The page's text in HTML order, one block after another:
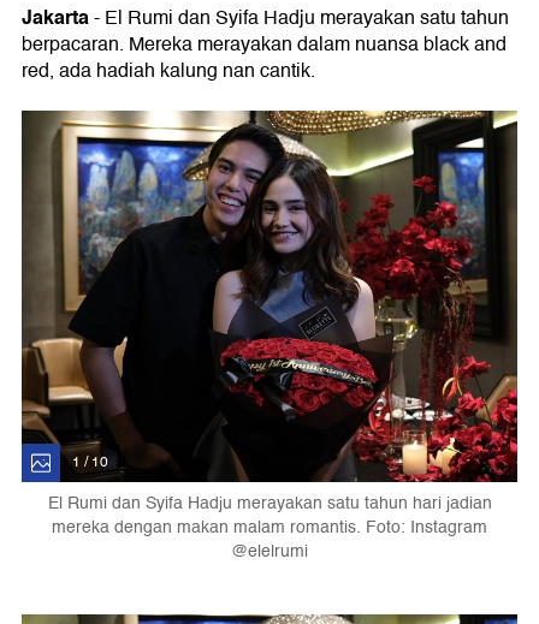
Jakarta- El Rumi dan Syifa Hadju merayakan satu tahun
berpacaran. Mereka merayakan dalam nuansa black and
red, ada hadiah kalung nan cantik.
1 / 10
El Rumi dan Syifa Hadju merayakan satu tahun hari jadian
mereka dengan makan malam romantis. Foto: Instagram
@elelrumi